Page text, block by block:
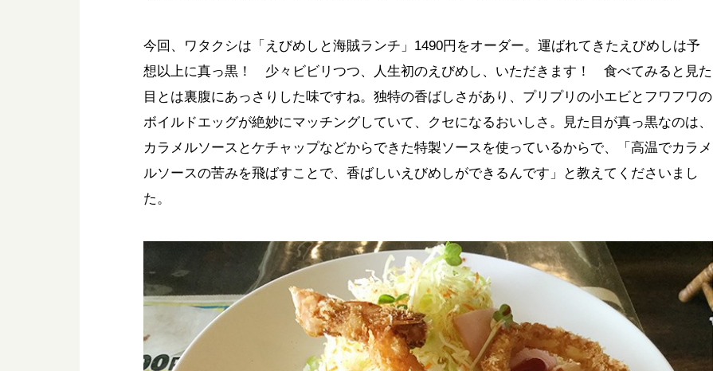
今回、ワタクシは「えびめしと海賊ランチ」1490円をオーダー。運ばれてきたえびめしは予
想以上に真っ黒！ 少々ビビリつつ、人生初のえびめし、いただきます！ 食べてみると見た
目とは裏腹にあっさりした味ですね。独特の香ばしさがあり、プリプリの小エビとフワフワの
ボイルドエッグが絶妙にマッチングしていて、クセになるおいしさ。見た目が真っ黒なのは、
カラメルソースとケチャップなどからできた特製ソースを使っているからで、「高温でカラメ
ルソースの苦みを飛ばすことで、香ばしいえびめしができるんです」と教えてくださいまし
た。